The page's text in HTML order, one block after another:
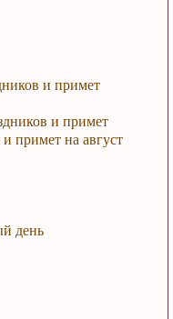
и примет
и примет
примет на август
день